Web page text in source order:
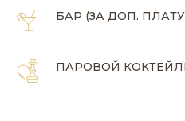
БАР (ЗА ДОП.
ПАРОВОЙ